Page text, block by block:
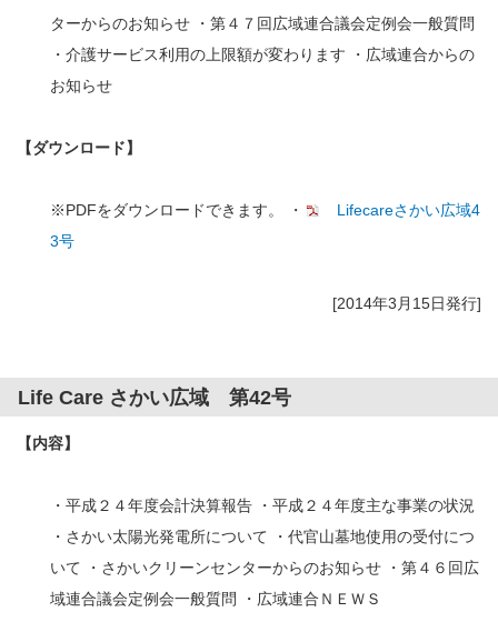
ターからのお知らせ ・第４７回広域連合議会定例会一般質問
・介護サービス利用の上限額が変わります ・広域連合からの
お知らせ
【ダウンロード】
※PDFをダウンロードできます。 ・
Lifecareさかい広域4
3号
[2014年3月15日発行]
Life Care さかい広域 第42号
【内容】
・平成２４年度会計決算報告 ・平成２４年度主な事業の状況
・さかい太陽光発電所について ・代官山墓地使用の受付につ
いて ・さかいクリーンセンターからのお知らせ ・第４６回広
域連合議会定例会一般質問 ・広域連合ＮＥＷＳ